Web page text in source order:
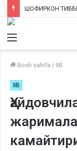
Menu
Bosh sahifa / IIB
IIB